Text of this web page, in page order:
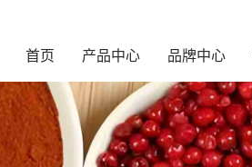
首页 产品中心 品牌中心